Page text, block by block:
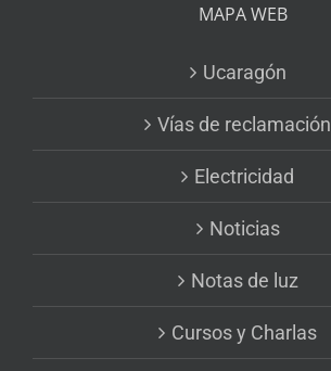
MAPA WEB
Ucaragón
Vías de reclamación
Electricidad
Noticias
Notas de luz
Cursos y Charlas